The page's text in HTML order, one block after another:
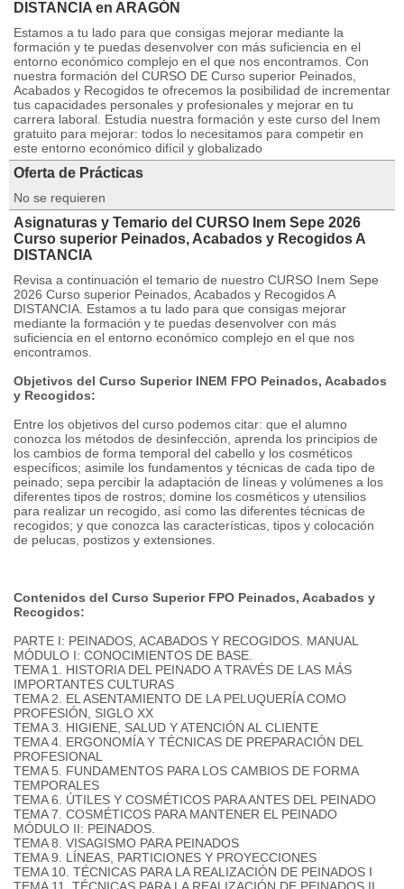
DISTANCIA en ARAGÓN
Estamos a tu lado para que consigas mejorar mediante la
formación y te puedas desenvolver con más suficiencia en el
entorno económico complejo en el que nos encontramos. Con
nuestra formación del CURSO DE Curso superior Peinados,
Acabados y Recogidos te ofrecemos la posibilidad de incrementar
tus capacidades personales y profesionales y mejorar en tu
carrera laboral. Estudia nuestra formación y este curso del Inem
gratuito para mejorar: todos lo necesitamos para competir en
este entorno económico difícil y globalizado
Oferta de Prácticas
No se requieren
Asignaturas y Temario del CURSO Inem Sepe 2026
Curso superior Peinados, Acabados y Recogidos A
DISTANCIA
Revisa a continuación el temario de nuestro CURSO Inem Sepe
2026 Curso superior Peinados, Acabados y Recogidos A
DISTANCIA. Estamos a tu lado para que consigas mejorar
mediante la formación y te puedas desenvolver con más
suficiencia en el entorno económico complejo en el que nos
encontramos.
Objetivos del Curso Superior INEM FPO Peinados, Acabados
y Recogidos:
Entre los objetivos del curso podemos citar: que el alumno
conozca los métodos de desinfección, aprenda los principios de
los cambios de forma temporal del cabello y los cosméticos
específicos; asimile los fundamentos y técnicas de cada tipo de
peinado; sepa percibir la adaptación de líneas y volúmenes a los
diferentes tipos de rostros; domine los cosméticos y utensilios
para realizar un recogido, así como las diferentes técnicas de
recogidos; y que conozca las características, tipos y colocación
de pelucas, postizos y extensiones.
Contenidos del Curso Superior FPO Peinados, Acabados y
Recogidos:
PARTE I: PEINADOS, ACABADOS Y RECOGIDOS. MANUAL
MÓDULO I: CONOCIMIENTOS DE BASE.
TEMA 1. HISTORIA DEL PEINADO A TRAVÉS DE LAS MÁS
IMPORTANTES CULTURAS
TEMA 2. EL ASENTAMIENTO DE LA PELUQUERÍA COMO
PROFESIÓN, SIGLO XX
TEMA 3. HIGIENE, SALUD Y ATENCIÓN AL CLIENTE
TEMA 4. ERGONOMÍA Y TÉCNICAS DE PREPARACIÓN DEL
PROFESIONAL
TEMA 5. FUNDAMENTOS PARA LOS CAMBIOS DE FORMA
TEMPORALES
TEMA 6. ÚTILES Y COSMÉTICOS PARA ANTES DEL PEINADO
TEMA 7. COSMÉTICOS PARA MANTENER EL PEINADO
MÓDULO II: PEINADOS.
TEMA 8. VISAGISMO PARA PEINADOS
TEMA 9. LÍNEAS, PARTICIONES Y PROYECCIONES
TEMA 10. TÉCNICAS PARA LA REALIZACIÓN DE PEINADOS I